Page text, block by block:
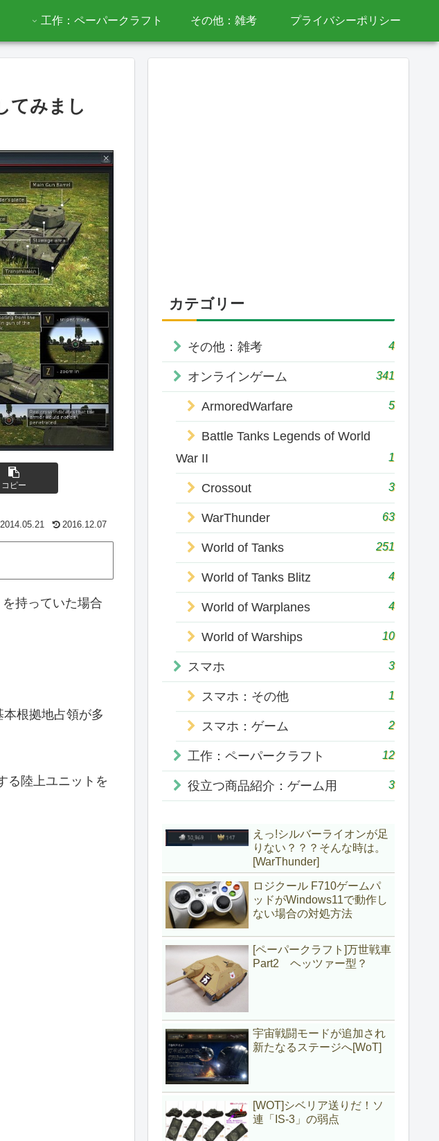
工作：ペーパークラフト その他：雑考 プライバシーポリシー
てみまし
コピー
2014.05.21 2016.12.07
持っていた場合
根拠地占領が多
る陸上ユニットを
カテゴリー
その他：雑考 4
オンラインゲーム 341
ArmoredWarfare 5
Battle Tanks Legends of World
War II
1
Crossout 3
WarThunder 63
World of Tanks 251
World of Tanks Blitz 4
World of Warplanes 4
World of Warships 10
スマホ 3
スマホ：その他 1
スマホ：ゲーム 2
工作：ペーパークラフト 12
役立つ商品紹介：ゲーム用 3
えっ!シルバーライオンが足
りない？？？そんな時は。
[WarThunder]
ロジクール F710ゲームパ
ッドがWindows11で動作し
ない場合の対処方法
[ペーパークラフト]万世戦車
Part2 ヘッツァー型？
宇宙戦闘モードが追加され
新たなるステージへ[WoT]
[WOT]シベリア送りだ！ソ
連「IS-3」の弱点